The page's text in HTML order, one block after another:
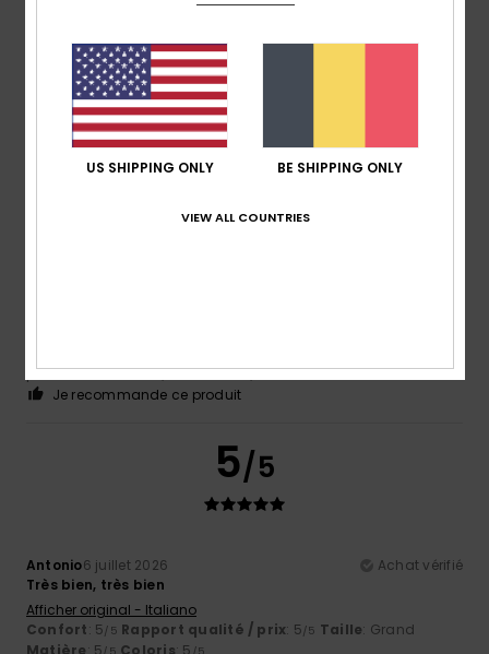
Très bien
Confort: 4/5 Rapport qualité / prix
parfaiteMatière: 4/5 Coloris
Je recommande ce produit
parfaiteMatière: 4 Coloris: 4
Je recommande ce produit
5/5
Antonio6 juillet 2026
Achat vérifié
Très bien, très bien
Afficher original - Italiano
Confort: 5/5 Rapport qualité / prix: 5/5 Taille: Grand
Matière: 5/5 Coloris: 5 /5
US SHIPPING ONLY BE SHIPPING ONLY
VIEW ALL COUNTRIES